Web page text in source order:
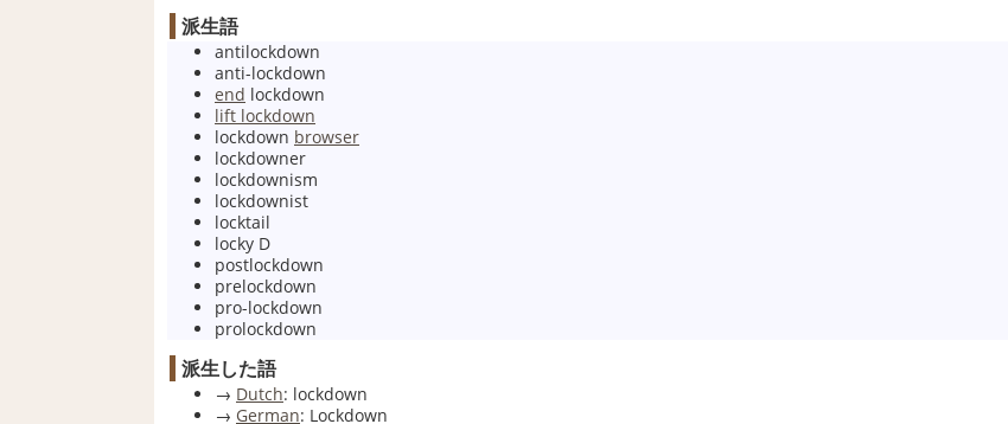
派生語
antilockdown
anti-lockdown
end lockdown
lift lockdown
lockdown browser
lockdowner
lockdownism
lockdownist
locktail
locky D
postlockdown
prelockdown
pro-lockdown
prolockdown
派生した語
→ Dutch: lockdown
→ German: Lockdown